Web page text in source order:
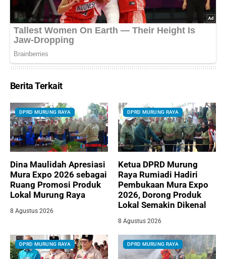
Berita Terkait
DPRD MURUNG RAYA
Dina Maulidah Apresiasi
Mura Expo 2026 sebagai
Ruang Promosi Produk
Lokal Murung Raya
8 Agustus 2026
DPRD MURUNG RAYA
Ketua DPRD Murung
Raya Rumiadi Hadiri
Pembukaan Mura Expo
2026, Dorong Produk
Lokal Semakin Dikenal
8 Agustus 2026
DPRD MURUNG RAYA DPRD MURUNG RAYA